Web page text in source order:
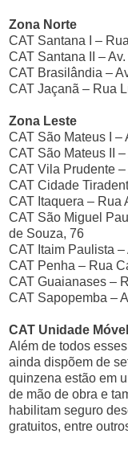
Zona Norte
CAT Santana I –
CAT Santana II –
CAT Brasilândia –
CAT Jaçanã – Rua
Zona Leste
CAT São Mateus I –
CAT São Mateus II
CAT Vila Prudente
CAT Cidade
CAT Itaquera – Rua
CAT São Miguel
de Souza, 76
CAT Itaim Paulista –
CAT Penha – Rua
CAT Guaianases –
CAT Sapopemba –
CAT Unidade Móvel
Além de todos
ainda dispõem de
quinzena estão em
de mão de obra e
habilitam seguro
gratuitos, entre